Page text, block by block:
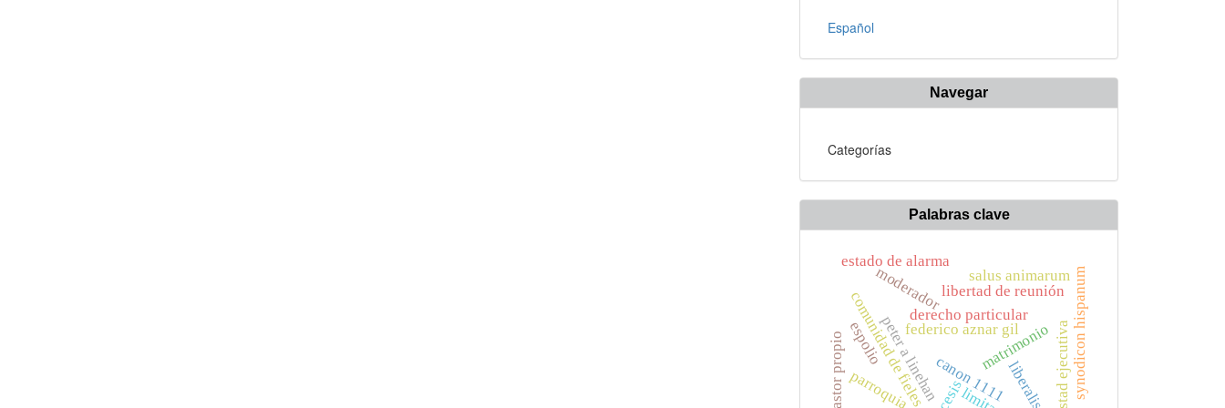
Español
Navegar
Categorías
Palabras clave
peter a linehan
federico aznar gil
matrimonio
canon 1111
derecho particular
comunidad de fieles
moderador
parroquia
pastor propio potestad ejecutivasynodicon hispanum
estado de alarma
libertad de reunión
salus animarum
espolio